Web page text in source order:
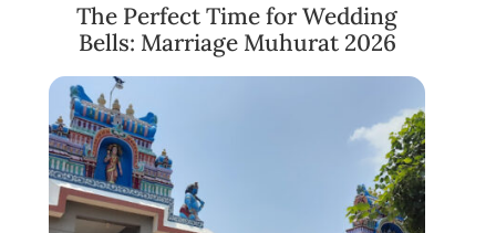
The Perfect Time for Wedding
Bells: Marriage Muhurat 2026